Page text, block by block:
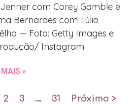
com Corey Gamble e
Bernardes com Túlio
— Foto: Getty Images e
Instagram
»
2 3 … 31 Próximo >